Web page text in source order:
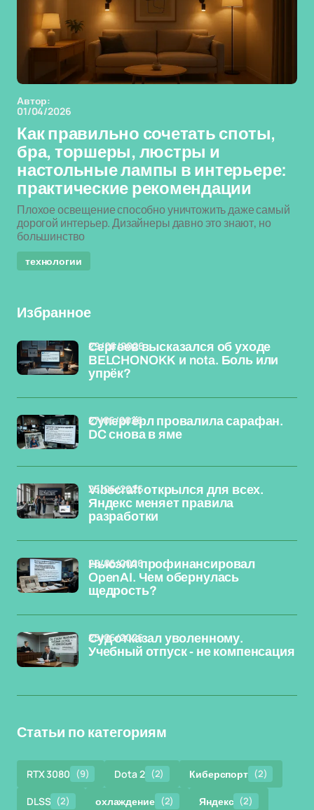
Автор:
01/04/2026
Как правильно сочетать споты,
бра, торшеры, люстры и
настольные лампы в интерьере:
практические рекомендации
Плохое освещение способно уничтожить даже самый
дорогой интерьер. Дизайнеры давно это знают, но
большинство
технологии
Избранное
Сергеев высказался об уходе
BELCHONOKK и nota. Боль или
упрёк?
29/06/2026
Супергёрл провалила сарафан.
DC снова в яме
27/06/2026
Vibecraft открылся для всех.
Яндекс меняет правила
разработки
25/06/2026
Ньюэлл профинансировал
OpenAI. Чем обернулась
щедрость?
25/06/2026
Суд отказал уволенному.
Учебный отпуск - не компенсация
25/06/2026
Статьи по категориям
RTX 3080 (9) Dota 2 (2) Киберспорт (2)
DLSS (2) охлаждение (2) Яндекс (2)